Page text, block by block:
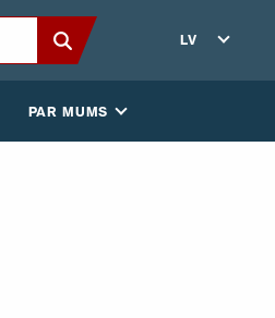
LV
PAR MUMS